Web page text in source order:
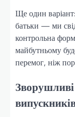
Ще один
батьки — ми
контрольна
майбутньому
перемог, ніж